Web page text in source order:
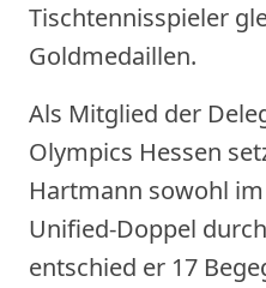
Tischtennisspieler
Goldmedaillen.
Als Mitglied der
Olympics Hessen
Hartmann sowohl
Unified-Doppel
entschied er 17